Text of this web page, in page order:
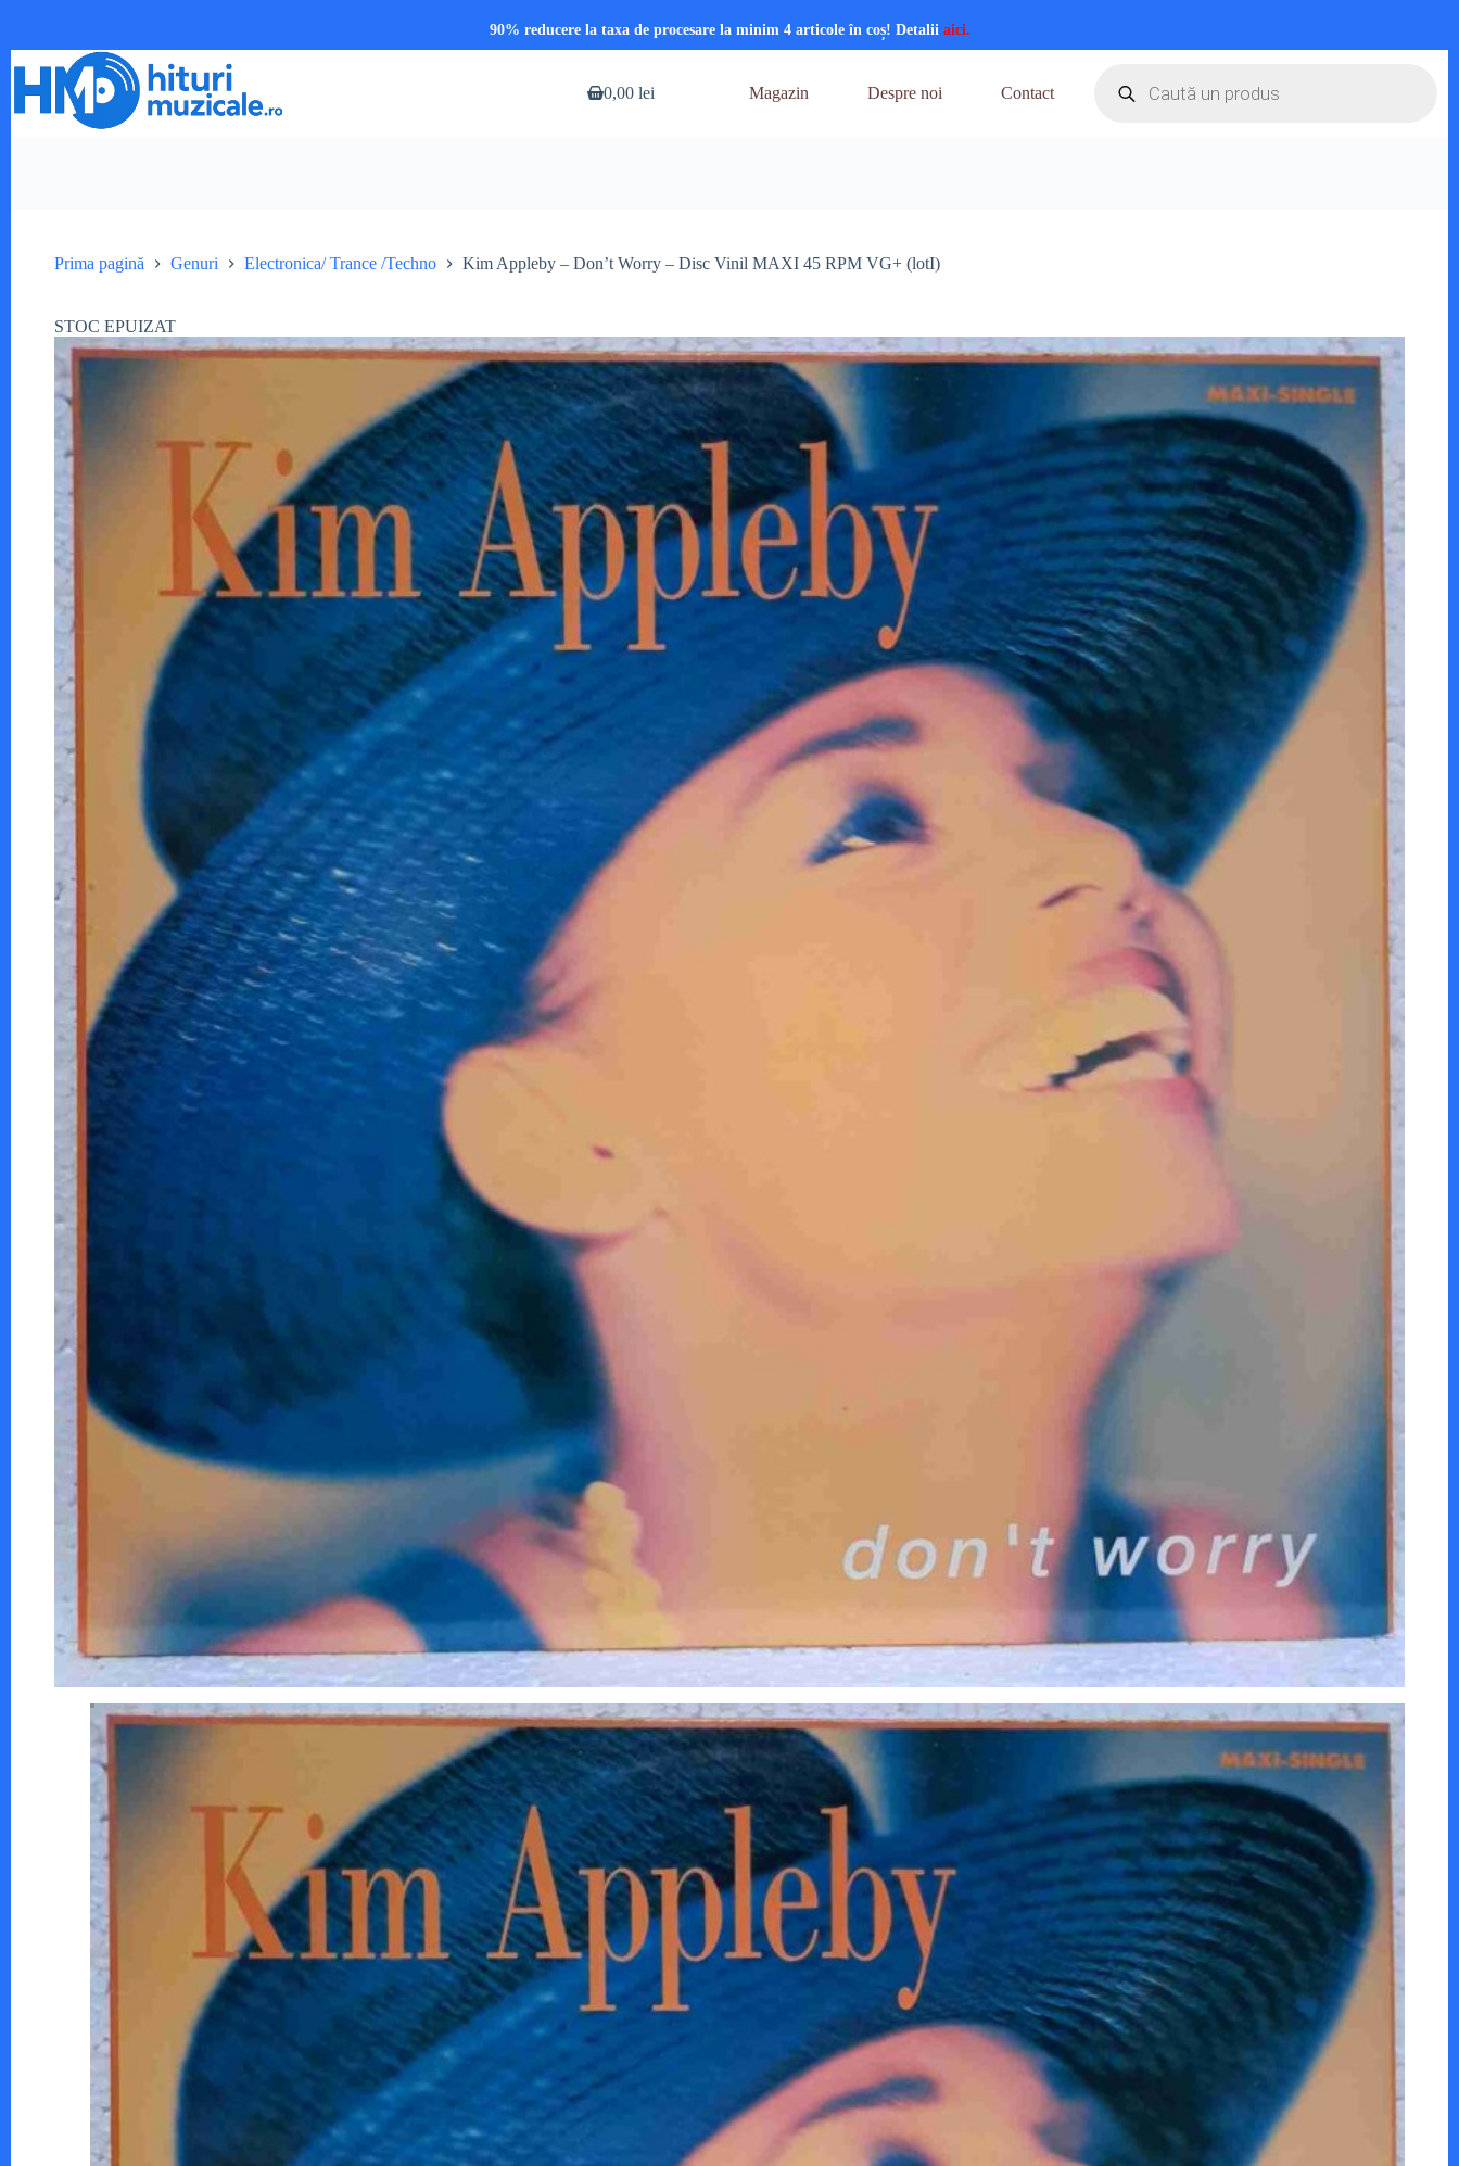
90% reducere la taxa de procesare la minim 4 articole în coș! Detalii aici.
conținut
Coș0,00 lei Magazin Despre noi Contact
search
Prima pagină Genuri Electronica/ Trance /Techno Kim Appleby – Don’t Worry – Disc Vinil MAXI 45 RPM VG+ (lotI)
STOC EPUIZAT